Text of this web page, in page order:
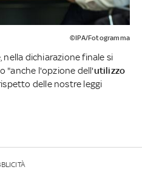
©IPA/Fotogramma
dichiarazione finale si
"anche l'opzione dell'utilizzo
rispetto delle nostre leggi